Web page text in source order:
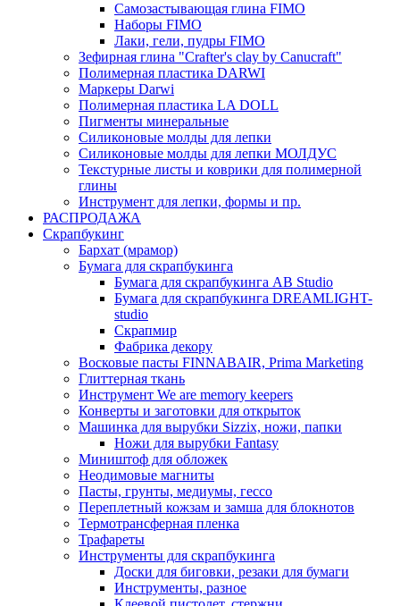
Самозастывающая глина FIMO
Наборы FIMO
Лаки, гели, пудры FIMO
Зефирная глина "Crafter's clay by Canucraft"
Полимерная пластика DARWI
Маркеры Darwi
Полимерная пластика LA DOLL
Пигменты минеральные
Силиконовые молды для лепки
Силиконовые молды для лепки МОЛДУС
Текстурные листы и коврики для полимерной
глины
Инструмент для лепки, формы и пр.
РАСПРОДАЖА
Скрапбукинг
Бархат (мрамор)
Бумага для скрапбукинга
Бумага для скрапбукинга AB Studio
Бумага для скрапбукинга DREAMLIGHT-
studio
Скрапмир
Фабрика декору
Восковые пасты FINNABAIR, Prima Marketing
Глиттерная ткань
Инструмент We are memory keepers
Конверты и заготовки для открыток
Машинка для вырубки Sizzix, ножи, папки
Ножи для вырубки Fantasy
Миништоф для обложек
Неодимовые магниты
Пасты, грунты, медиумы, гессо
Переплетный кожзам и замша для блокнотов
Термотрансферная пленка
Трафареты
Инструменты для скрапбукинга
Доски для биговки, резаки для бумаги
Инструменты, разное